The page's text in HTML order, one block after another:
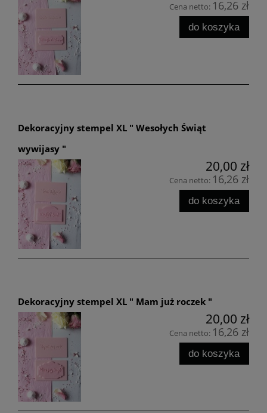
Cena netto: 16,26 zł
do koszyka
Dekoracyjny stempel XL " Wesołych Świąt
wywijasy "
20,00 zł
Cena netto: 16,26 zł
do koszyka
Dekoracyjny stempel XL " Mam już roczek "
20,00 zł
Cena netto: 16,26 zł
do koszyka